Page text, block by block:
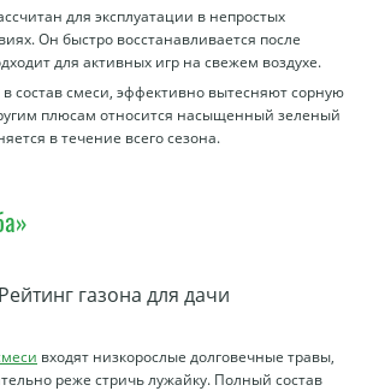
для эксплуатации в непростых
Он быстро восстанавливается после
для активных игр на свежем воздухе.
состав смеси, эффективно вытесняют сорную
плюсам относится насыщенный зеленый
в течение всего сезона.
входят низкорослые долговечные травы,
реже стричь лужайку. Полный состав